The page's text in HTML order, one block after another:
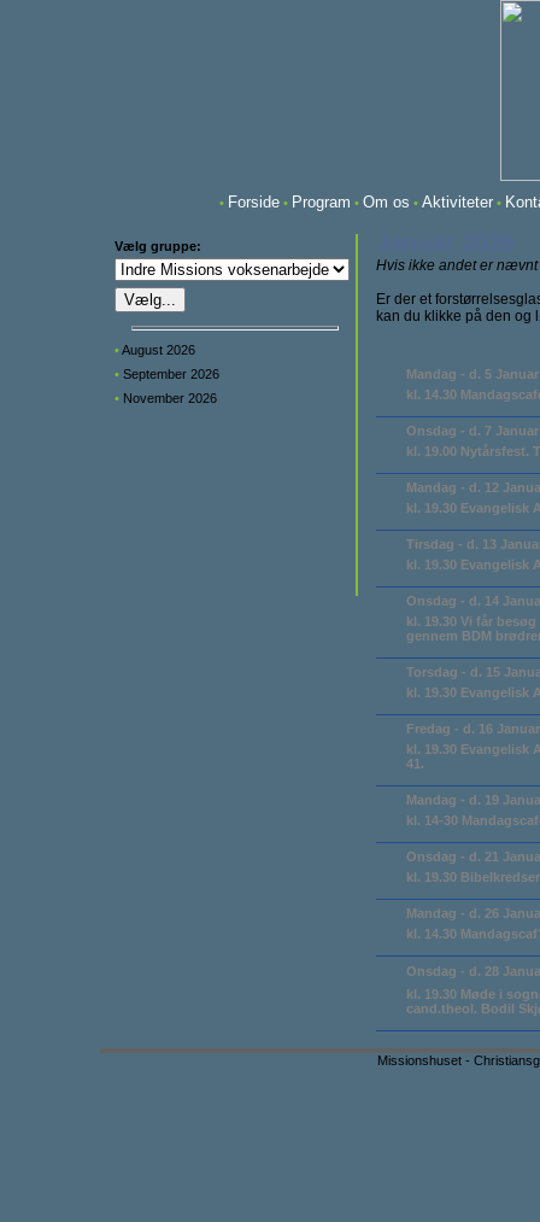
• Forside • Program • Om os • Aktiviteter •
Vælg gruppe:
• August 2026
• September 2026
• November 2026
Hvis ikke andet er nævnt
Er der et
kan du klikke på den og
Mandag - d. 5 Januar
kl. 14.30
Onsdag - d. 7 Januar
kl. 19.00 Nytårsfest.
Mandag - d. 12
kl. 19.30 Evangelisk
Tirsdag - d. 13
kl. 19.30 Evangelisk
Onsdag - d. 14
kl. 19.30 Vi får
gennem BDM
Torsdag - d. 15
kl. 19.30 Evangelisk
Fredag - d. 16 Januar
kl. 19.30 Evangelisk
41.
Mandag - d. 19
kl. 14-30
Onsdag - d. 21
kl. 19.30
Mandag - d. 26
kl. 14.30
Onsdag - d. 28
kl. 19.30 Møde i
cand.theol. Bodil
Missionshuset -